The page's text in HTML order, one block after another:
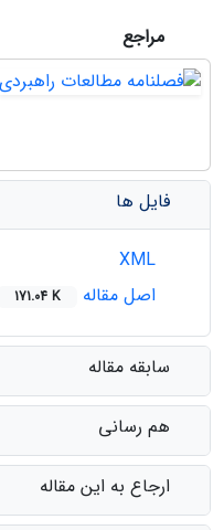
مراجع
فایل ها
اصل مقاله
171.04 K
سابقه مقاله
هم رسانی
ارجاع به این مقاله